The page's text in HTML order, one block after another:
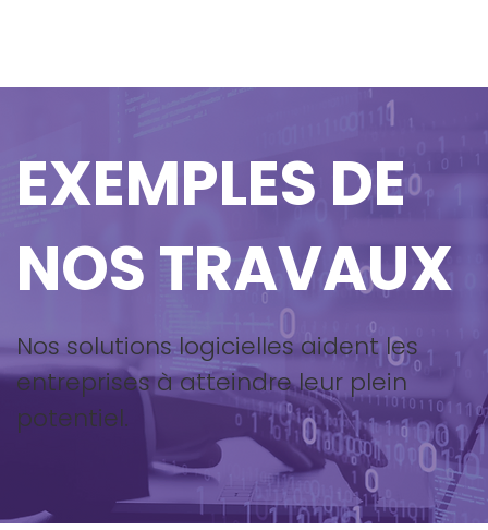
EXEMPLES DE
NOS TRAVAUX
Nos solutions logicielles aident les
entreprises à atteindre leur plein
potentiel.